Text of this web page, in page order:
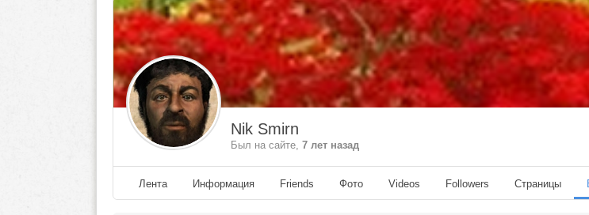
Nik Smirn
Был на сайте, 7 лет назад
Лента Информация Friends Фото Videos Followers Страницы